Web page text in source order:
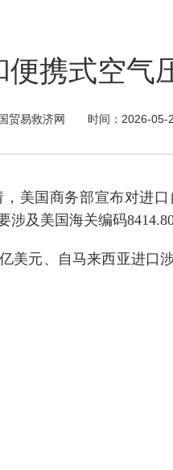
携式空气
贸易救济网 时间：2026-05-
，美国商务部宣布对进
涉及美国海关编码
美元、自马来西亚进口